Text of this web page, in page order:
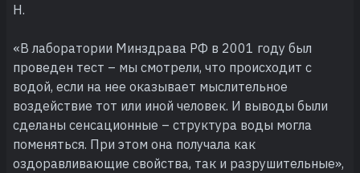
Н.
«В лаборатории Минздрава РФ в 2001 году был
проведен тест – мы смотрели, что происходит с
водой, если на нее оказывает мыслительное
воздействие тот или иной человек. И выводы были
сделаны сенсационные – структура воды могла
поменяться. При этом она получала как
оздоравливающие свойства, так и разрушительные»,